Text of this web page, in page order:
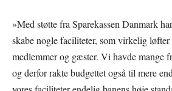
»Med støtte fra Sparekassen Danmark
skabe nogle faciliteter, som virkelig løfter
medlemmer og gæster. Vi havde mange
og derfor rakte budgettet også til mere